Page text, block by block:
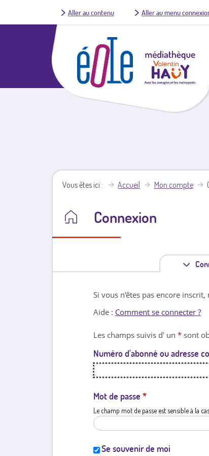
Aller au contenu Aller au menu
Vous êtes ici Accueil Mon compte
Connexion
Si vous n'êtes pas encore inscrit,
Aide : Comment se connecter ?
Les champs suivis d' un * sont
Numéro d'abonné ou adresse
Mot de passe *
Le champ mot de passe est sensible à la
Se souvenir de moi